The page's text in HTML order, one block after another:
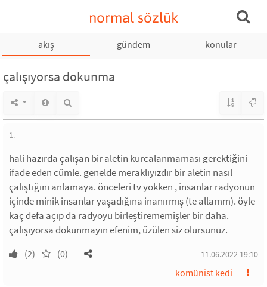
normal sözlük
akış gündem konular
çalışıyorsa dokunma
1.
hali hazırda çalışan bir aletin kurcalanmaması gerektiğini
ifade eden cümle. genelde meraklıyızdır bir aletin nasıl
çalıştığını anlamaya. önceleri tv yokken , insanlar radyonun
içinde minik insanlar yaşadığına inanırmış (te allamm). öyle
kaç defa açıp da radyoyu birleştirememişler bir daha.
çalışıyorsa dokunmayın efenim, üzülen siz olursunuz.
(2) (0) 11.06.2022 19:10
komünist kedi